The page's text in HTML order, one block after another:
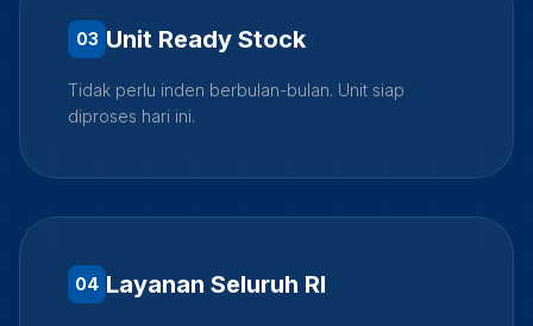
03 Unit Ready Stock
Tidak perlu inden berbulan-bulan. Unit siap
diproses hari ini.
04 Layanan Seluruh RI